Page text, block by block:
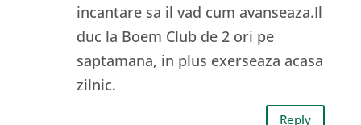
incantare sa il vad cum avanseaza.Il
duc la Boem Club de 2 ori pe
saptamana, in plus exerseaza acasa
zilnic.
Reply